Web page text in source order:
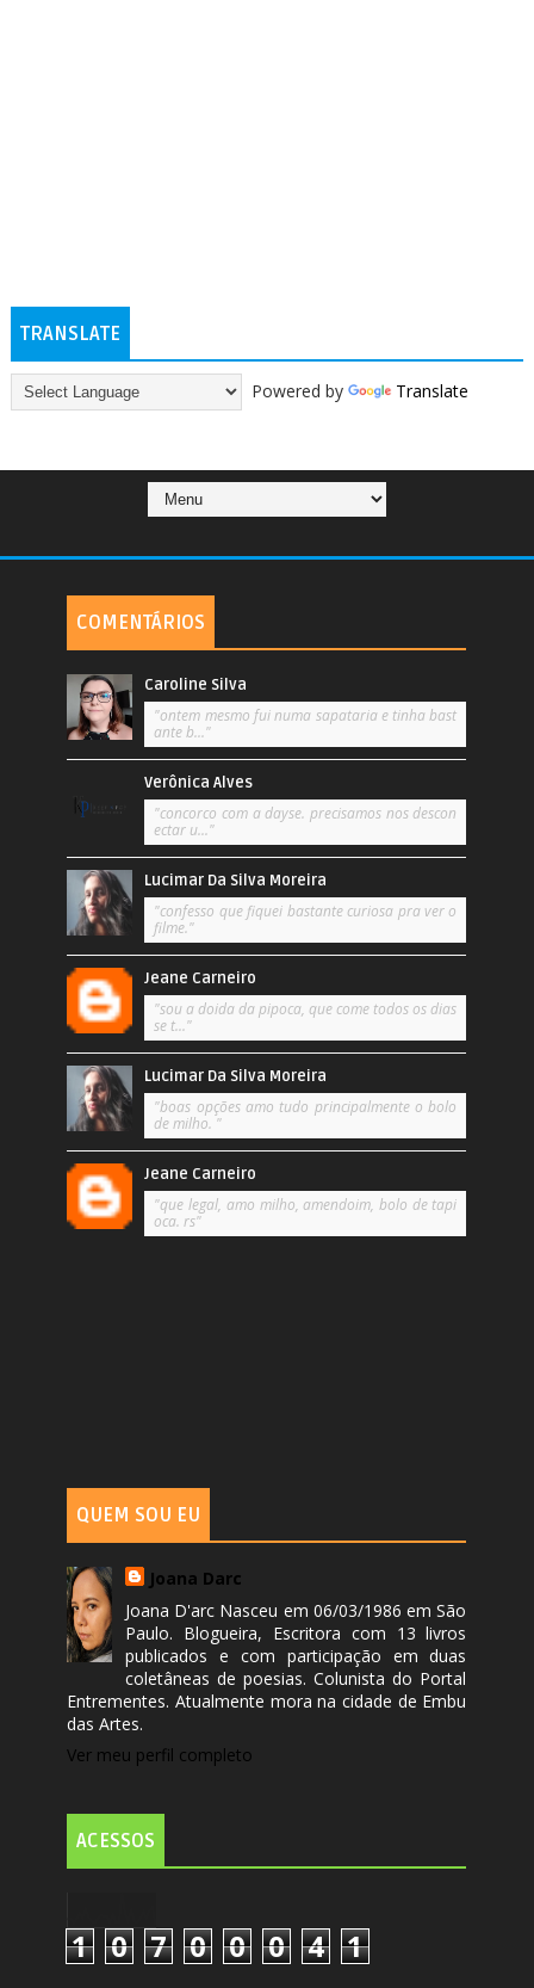
TRANSLATE
Powered by Translate
COMENTÁRIOS
Caroline Silva
"ontem mesmo fui numa sapataria e tinha bast
ante b..."
Verônica Alves
"concorco com a dayse. precisamos nos descon
ectar u..."
Lucimar Da Silva Moreira
"confesso que fiquei bastante curiosa pra ver o
filme."
Jeane Carneiro
"sou a doida da pipoca, que come todos os dias
se t..."
Lucimar Da Silva Moreira
"boas opções amo tudo principalmente o bolo
de milho. "
Jeane Carneiro
"que legal, amo milho, amendoim, bolo de tapi
oca. rs"
QUEM SOU EU
Joana Darc
Joana D'arc Nasceu em 06/03/1986 em São
Paulo. Blogueira, Escritora com 13 livros
publicados e com participação em duas
coletâneas de poesias. Colunista do Portal
Entrementes. Atualmente mora na cidade de Embu
das Artes.
Ver meu perfil completo
ACESSOS
1 0 7 0 0 0 4 1